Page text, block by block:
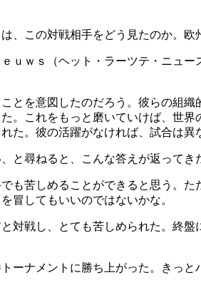
この対戦相手をどう見たのか。
ｗｓ（ヘット・ラーツテ・ニュー
とを意図したのだろう。彼らの組
。これをもっと磨いていけば、世
。彼の活躍がなければ、試合は異
と尋ねると、こんな答えが返ってき
も苦しめることができると思う。
冒してもいいのではないかな。
対戦し、とても苦しめられた。終
ーナメントに勝ち上がった。きっ